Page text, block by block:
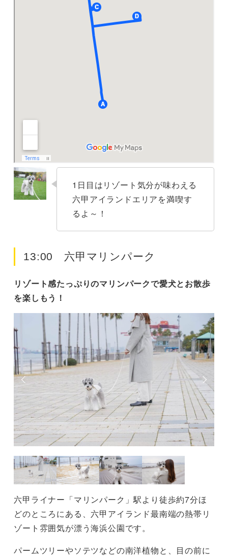
1日目はリゾート気分が味わえる
六甲アイランドエリアを満喫す
るよ～！
13:00 六甲マリンパーク
リゾート感たっぷりのマリンパークで愛犬とお散歩
を楽しもう！
六甲ライナー「マリンパーク」駅より徒歩約7分ほ
どのところにある、六甲アイランド最南端の熱帯リ
ゾート雰囲気が漂う海浜公園です。
パームツリーやソテツなどの南洋植物と、目の前に